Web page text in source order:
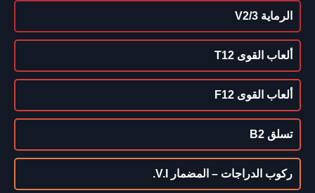
الرماية V2/3
ألعاب القوى T12
ألعاب القوى F12
تسلق B2
ركوب الدراجات – المضمار V.I.